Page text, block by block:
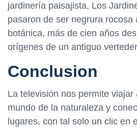
jardinería paisajista, Los
pasaron de ser negrura
botánica, más de cien años
orígenes de un antiguo
Conclusion
La televisión nos permite viajar
mundo de la naturaleza y
lugares, con tal solo un clic en